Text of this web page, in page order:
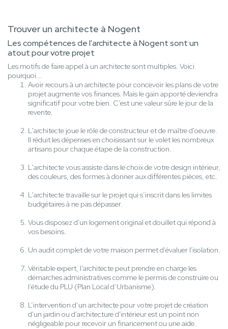
Trouver un architecte à Nogent
Les compétences de l'architecte à Nogent sont un
atout pour votre projet
Les motifs de faire appel à un architecte sont multiples. Voici
pourquoi...
Avoir recours à un architecte pour concevoir les plans de votre
projet augmente vos finances. Mais le gain apporté deviendra
significatif pour votre bien. C'est une valeur sûre le jour de la
revente.
L'architecte joue le rôle de constructeur et de maître d'oeuvre.
Il réduit les dépenses en choisissant sur le volet les nombreux
artisans pour chaque étape de la construction.
L'architecte vous assiste dans le choix de votre design intérieur,
des couleurs, des formes à donner aux différentes pièces, etc.
L'architecte travaille sur le projet qui s’inscrit dans les limites
budgétaires à ne pas dépasser.
Vous disposez d'un logement original et douillet qui répond à
vos besoins.
Un audit complet de votre maison permet d'évaluer l'isolation.
Véritable expert, l'architecte peut prendre en charge les
démarches administratives comme le permis de construire ou
l’étude du PLU (Plan Local d’Urbanisme).
L’intervention d’un architecte pour votre projet de création
d'un jardin ou d'architecture d'intérieur est un point non
négligeable pour recevoir un financement ou une aide.